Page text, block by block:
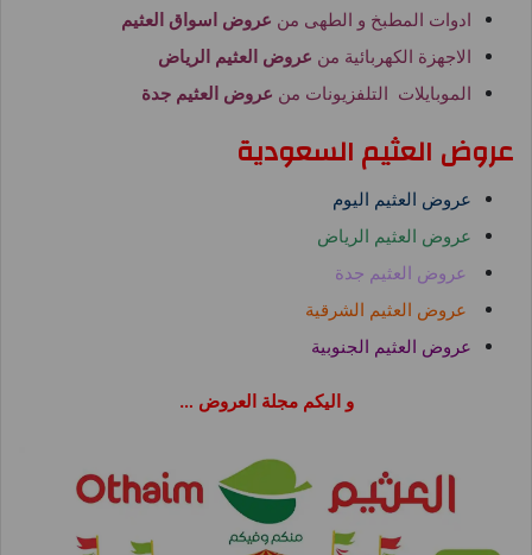
ادوات المطبخ و الطهى من عروض اسواق العثيم
الاجهزة الكهربائية من عروض العثيم الرياض
الموبايلات التلفزيونات من عروض العثيم جدة
عروض العثيم السعودية
عروض العثيم اليوم
عروض العثيم الرياض
عروض العثيم جدة
عروض العثيم الشرقية
عروض العثيم الجنوبية
و اليكم مجلة العروض …